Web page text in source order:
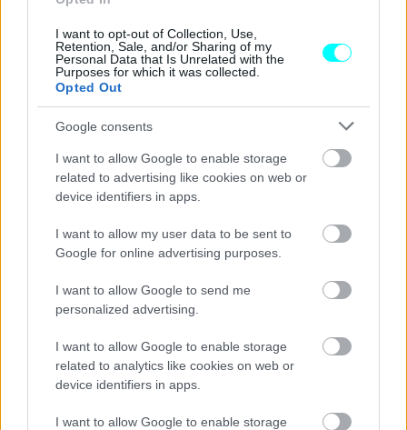
I want to opt-out of Collection, Use,
Retention, Sale, and/or Sharing of my
Personal Data that Is Unrelated with the
Purposes for which it was collected.
Opted Out
Google consents
I want to allow Google to enable storage
related to advertising like cookies on web or
device identifiers in apps.
I want to allow my user data to be sent to
Google for online advertising purposes.
I want to allow Google to send me
personalized advertising.
I want to allow Google to enable storage
related to analytics like cookies on web or
device identifiers in apps.
I want to allow Google to enable storage
CAR & MOTOR TEAM
Βουλωμένο φίλτρο καμπίνας -Πόσο
επικίνδυνο είναι